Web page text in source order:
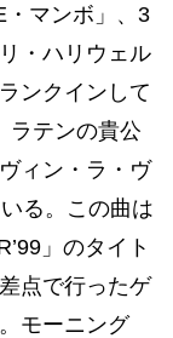
・マンボ」、3
・ハリウェル
ンクインして
ラテンの貴公
ィン・ラ・ヴ
る。この曲は
」のタイト
点で行ったゲ
モーニング